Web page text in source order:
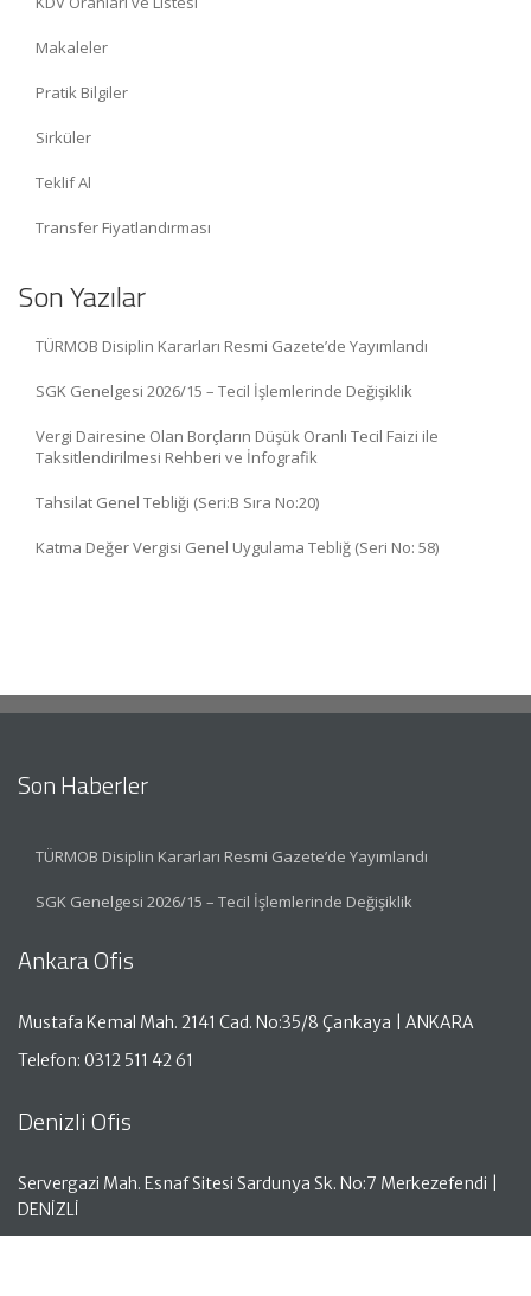
Makaleler
Pratik Bilgiler
Sirküler
Teklif Al
Transfer Fiyatlandırması
Son Yazılar
TÜRMOB Disiplin Kararları Resmi Gazete’de Yayımlandı
SGK Genelgesi 2026/15 – Tecil İşlemlerinde Değişiklik
Vergi Dairesine Olan Borçların Düşük Oranlı Tecil Faizi ile
Taksitlendirilmesi Rehberi ve İnfografik
Tahsilat Genel Tebliği (Seri:B Sıra No:20)
Katma Değer Vergisi Genel Uygulama Tebliğ (Seri No: 58)
Son Haberler
TÜRMOB Disiplin Kararları Resmi Gazete’de Yayımlandı
SGK Genelgesi 2026/15 – Tecil İşlemlerinde Değişiklik
Ankara Ofis
Mustafa Kemal Mah. 2141 Cad. No:35/8 Çankaya | ANKARA
Telefon: 0312 511 42 61
Denizli Ofis
Servergazi Mah. Esnaf Sitesi Sardunya Sk. No:7 Merkezefendi |
DENİZLİ